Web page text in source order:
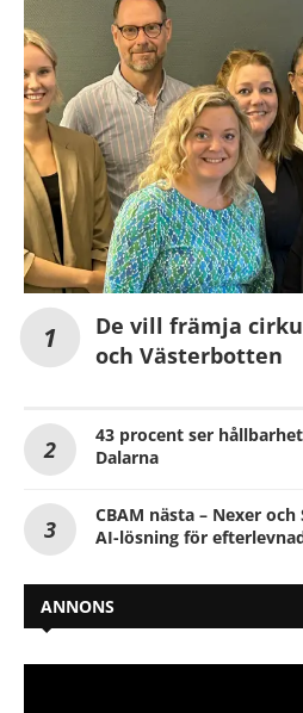
De vill främja
och Västerbotten
43 procent ser
Dalarna
CBAM nästa – Nexer
AI-lösning för
ANNONS